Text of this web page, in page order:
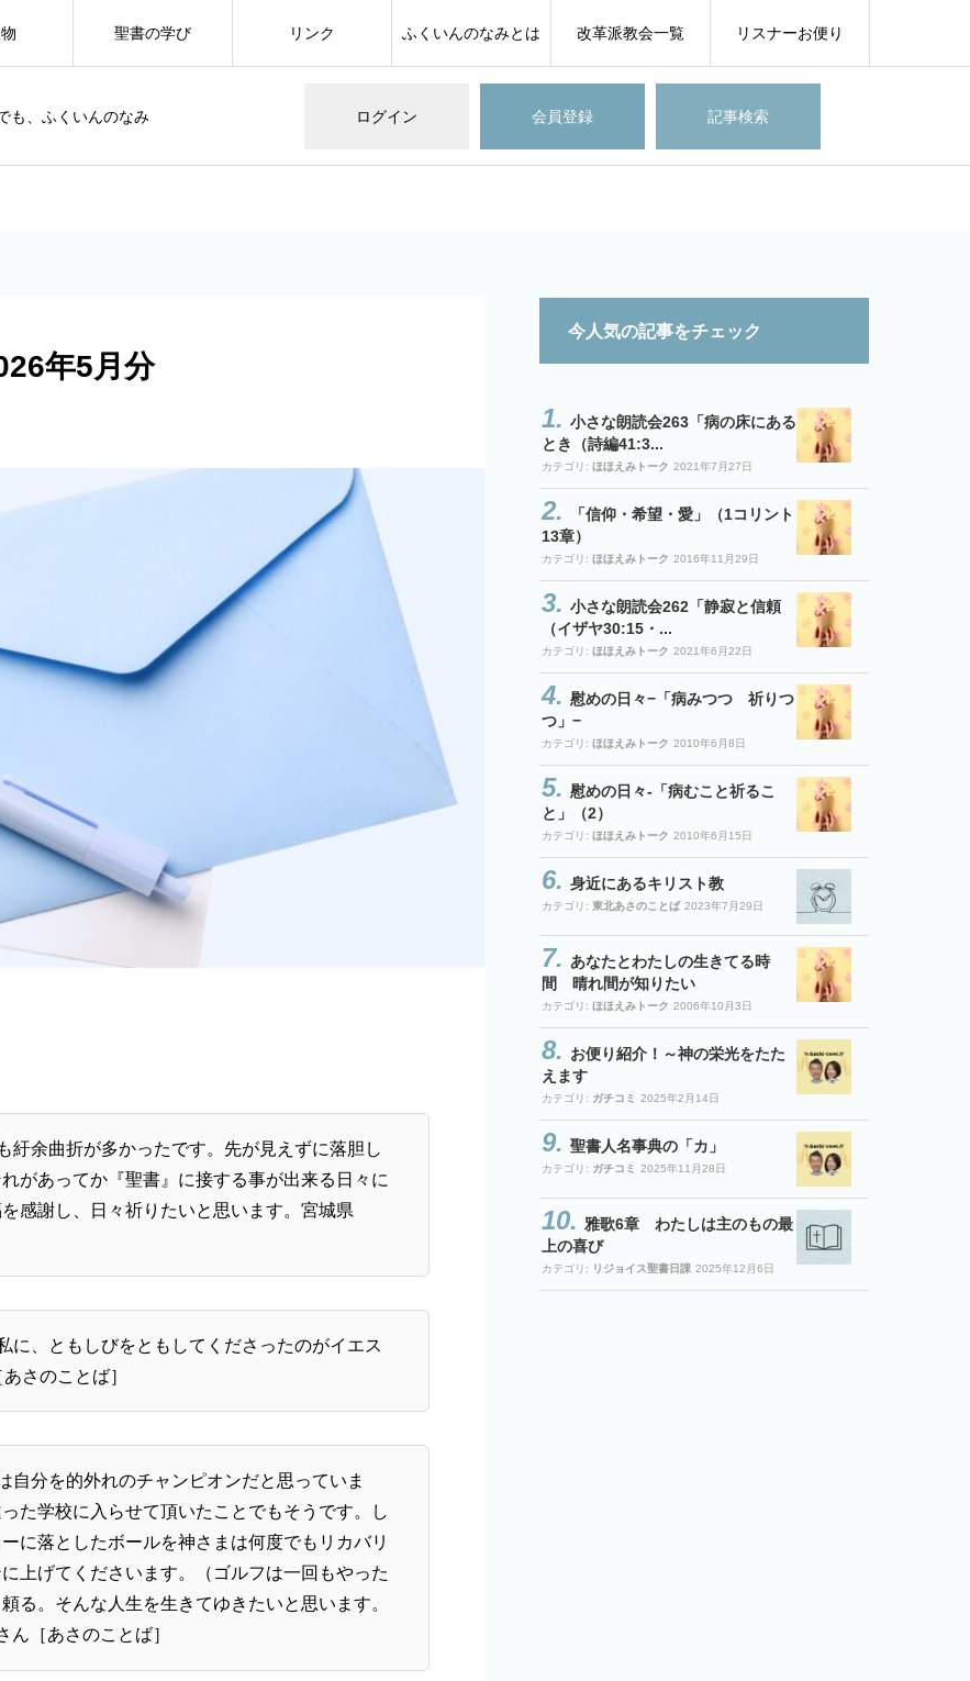
も、ふくいんのなみ ログイン 会員登録 記事検索
聖書の学び リンク ふくいんのなみとは 改革派教会一覧 リスナーお便り
年5月分
紆余曲折が多かったです。先が見えずに落胆し
があってか『聖書』に接する事が出来る日々に
感謝し、日々祈りたいと思います。宮城県
に、ともしびをともしてくださったのがイエス
さのことば］
自分を的外れのチャンピオンだと思っていま
た学校に入らせて頂いたことでもそうです。し
に落としたボールを神さまは何度でもリカバリ
上げてくださいます。（ゴルフは一回もやった
る。そんな人生を生きてゆきたいと思います。
ん［あさのことば］
今人気の記事をチェック
小さな朗読会263「病の床にある
とき（詩編41:3...
カテゴリ: ほほえみトーク 2021年7月27日
「信仰・希望・愛」（1コリント
13章）
カテゴリ: ほほえみトーク 2016年11月29日
小さな朗読会262「静寂と信頼
（イザヤ30:15・...
カテゴリ: ほほえみトーク 2021年6月22日
慰めの日々−「病みつつ 祈りつ
つ」−
カテゴリ: ほほえみトーク 2010年6月8日
慰めの日々-「病むこと祈るこ
と」（2）
カテゴリ: ほほえみトーク 2010年6月15日
身近にあるキリスト教
カテゴリ: 東北あさのことば 2023年7月29日
あなたとわたしの生きてる時
間 晴れ間が知りたい
カテゴリ: ほほえみトーク 2006年10月3日
お便り紹介！～神の栄光をたた
えます
カテゴリ: ガチコミ 2025年2月14日
聖書人名事典の「カ」
カテゴリ: ガチコミ 2025年11月28日
雅歌6章 わたしは主のもの最
上の喜び
カテゴリ: リジョイス聖書日課 2025年12月6日